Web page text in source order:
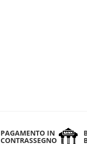
PAGAMENTO IN
CONTRASSEGNO